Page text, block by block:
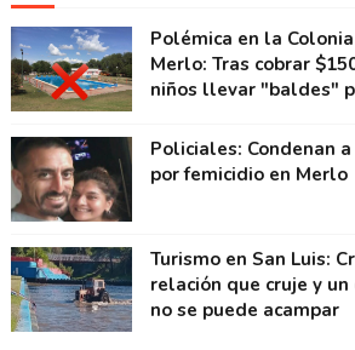
Polémica en la
Merlo: Tras cobrar
niños llevar "baldes"
Policiales: Condenan
por femicidio en Merlo
Turismo en San Luis:
relación que cruje y
no se puede acampar